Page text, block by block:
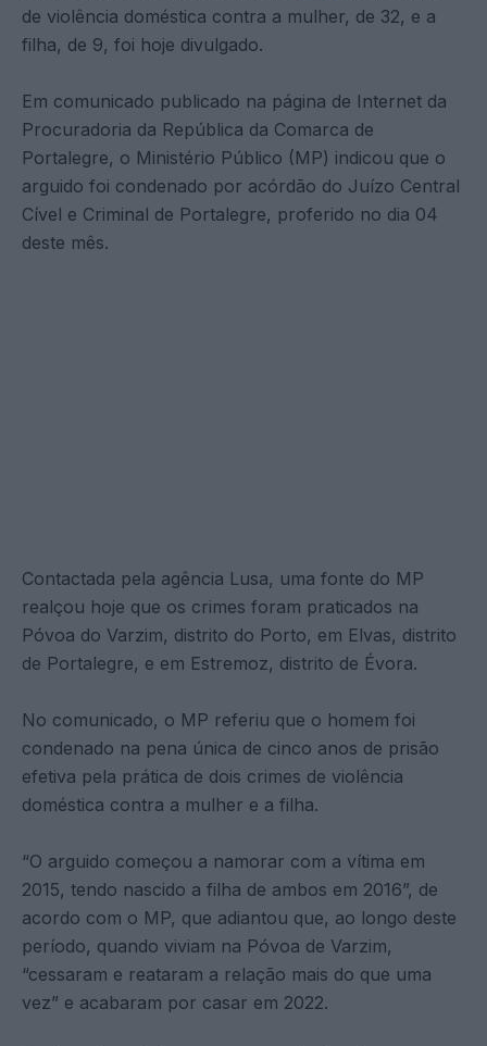
de violência doméstica contra a mulher, de 32, e a
filha, de 9, foi hoje divulgado.
Em comunicado publicado na página de Internet da
Procuradoria da República da Comarca de
Portalegre, o Ministério Público (MP) indicou que o
arguido foi condenado por acórdão do Juízo Central
Cível e Criminal de Portalegre, proferido no dia 04
deste mês.
Contactada pela agência Lusa, uma fonte do MP
realçou hoje que os crimes foram praticados na
Póvoa do Varzim, distrito do Porto, em Elvas, distrito
de Portalegre, e em Estremoz, distrito de Évora.
No comunicado, o MP referiu que o homem foi
condenado na pena única de cinco anos de prisão
efetiva pela prática de dois crimes de violência
doméstica contra a mulher e a filha.
“O arguido começou a namorar com a vítima em
2015, tendo nascido a filha de ambos em 2016”, de
acordo com o MP, que adiantou que, ao longo deste
período, quando viviam na Póvoa de Varzim,
“cessaram e reataram a relação mais do que uma
vez” e acabaram por casar em 2022.